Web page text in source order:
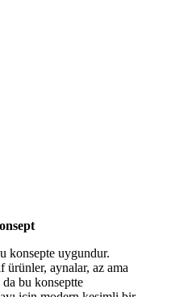
konsepte uygundur.
aynalar, az ama
bu konseptte